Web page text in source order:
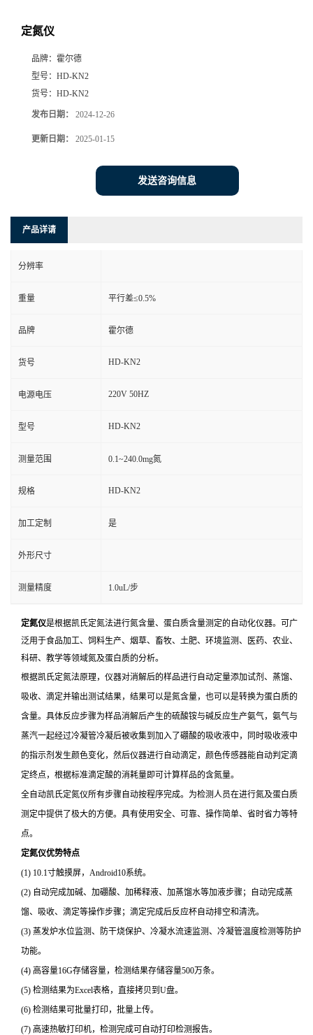
定氮仪
品牌： 霍尔德
型号： HD-KN2
货号： HD-KN2
发布日期： 2024-12-26
更新日期： 2025-01-15
发送咨询信息
产品详请
分辨率
重量 平行差≤0.5%
品牌 霍尔德
货号 HD-KN2
电源电压 220V 50HZ
型号 HD-KN2
测量范围 0.1~240.0mg氮
规格 HD-KN2
加工定制 是
外形尺寸
测量精度 1.0uL/步
定氮仪是根据凯氏定氮法进行氮含量、蛋白质含量测定的自动化仪器。可广
泛用于食品加工、饲料生产、烟草、畜牧、土肥、环境监测、医药、农业、
科研、教学等领域氮及蛋白质的分析。
根据凯氏定氮法原理，仪器对消解后的样品进行自动定量添加试剂、蒸馏、
吸收、滴定并输出测试结果，结果可以是氮含量，也可以是转换为蛋白质的
含量。具体反应步骤为样品消解后产生的硫酸铵与碱反应生产氨气，氨气与
蒸汽一起经过冷凝管冷凝后被收集到加入了硼酸的吸收液中，同时吸收液中
的指示剂发生颜色变化，然后仪器进行自动滴定，颜色传感器能自动判定滴
定终点，根据标准滴定酸的消耗量即可计算样品的含氮量。
全自动凯氏定氮仪所有步骤自动按程序完成。为检测人员在进行氮及蛋白质
测定中提供了极大的方便。具有使用安全、可靠、操作简单、省时省力等特
点。
定氮仪优势特点
(1) 10.1寸触摸屏，Android10系统。
(2) 自动完成加碱、加硼酸、加稀释液、加蒸馏水等加液步骤；自动完成蒸
馏、吸收、滴定等操作步骤；滴定完成后反应杯自动排空和清洗。
(3) 蒸发炉水位监测、防干烧保护、冷凝水流速监测、冷凝管温度检测等防护
功能。
(4) 高容量16G存储容量，检测结果存储容量500万条。
(5) 检测结果为Excel表格，直接拷贝到U盘。
(6) 检测结果可批量打印，批量上传。
(7) 高速热敏打印机，检测完成可自动打印检测报告。